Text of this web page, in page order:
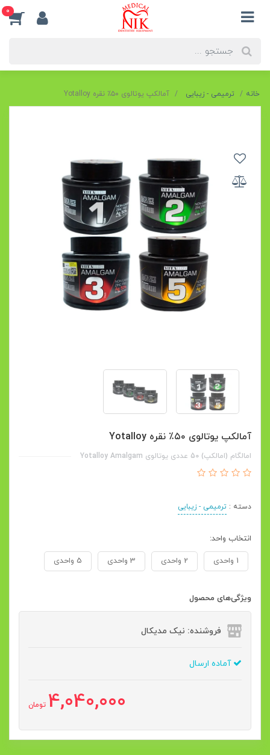
0
خانه ترمیمی - زیبایی آمالکپ یوتالوی ۵۰٪ نقره Yotalloy
آمالکپ یوتالوی ۵۰٪ نقره Yotalloy
امالگام (امالکپ) 50 عددی یوتالوی Yotalloy Amalgam
دسته : ترمیمی - زیبایی
انتخاب واحد:
1 واحدی 2 واحدی 3 واحدی 5 واحدی
ویژگی‌های محصول
فروشنده: نیک مدیکال
آماده ارسال
4,040,000 تومان